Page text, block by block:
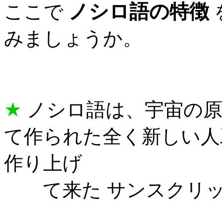
ここで ノシロ語の特徴
みましょうか。
★ ノシロ語は、宇宙の
て作られた全く新しい
作り上げ
て来た サンスクリッ